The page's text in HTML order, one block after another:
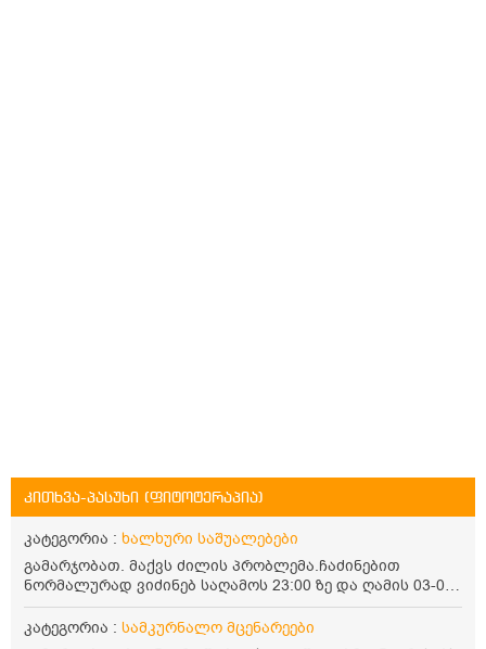
კითხვა-პასუხი (ფიტოტერაპია)
კატეგორია : ხალხური საშუალებები
გამარჯობათ. მაქვს ძილის პრობლემა.ჩაძინებით
ნორმალურად ვიძინებ საღამოს 23:00 ზე და ღამის 03-00
ან 04:00 საათზე მეღვიძება და მერე ვერ ვიძინებ
ვერაფრით.რამე ხალხური საშუალება თუ არის ამ
კატეგორია : სამკურნალო მცენარეები